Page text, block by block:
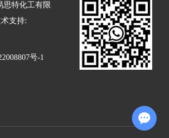
思特化工有限
支持:
号-1
Chat with Us